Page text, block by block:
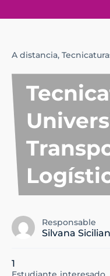
A distancia,
Responsable
Silvana
1